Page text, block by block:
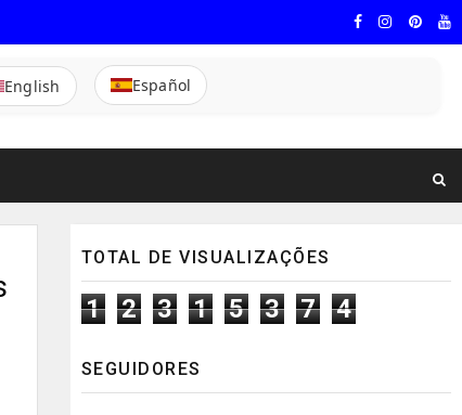
English Español
TOTAL DE VISUALIZAÇÕES
1 2 3 1 5 3 7 4
SEGUIDORES